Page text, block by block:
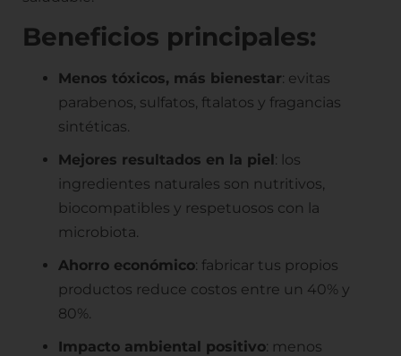
Beneficios principales:
Menos tóxicos, más bienestar: evitas
parabenos, sulfatos, ftalatos y fragancias
sintéticas.
Mejores resultados en la piel: los
ingredientes naturales son nutritivos,
biocompatibles y respetuosos con la
microbiota.
Ahorro económico: fabricar tus propios
productos reduce costos entre un 40% y
80%.
Impacto ambiental positivo: menos